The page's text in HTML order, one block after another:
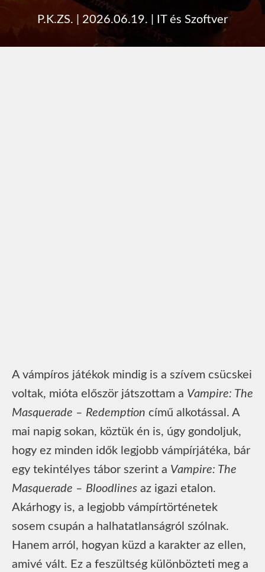
P.K.ZS. 2026.06.19. IT és Szoftver
A vámpíros játékok mindig is a szívem csücskei
voltak, mióta először játszottam a Vampire: The
Masquerade – Redemption című alkotással. A
mai napig sokan, köztük én is, úgy gondoljuk,
hogy ez minden idők legjobb vámpírjátéka, bár
egy tekintélyes tábor szerint a Vampire: The
Masquerade – Bloodlines az igazi etalon.
Akárhogy is, a legjobb vámpírtörténetek
sosem csupán a halhatatlanságról szólnak.
Hanem arról, hogyan küzd a karakter az ellen,
amivé vált. Ez a feszültség különbözteti meg a